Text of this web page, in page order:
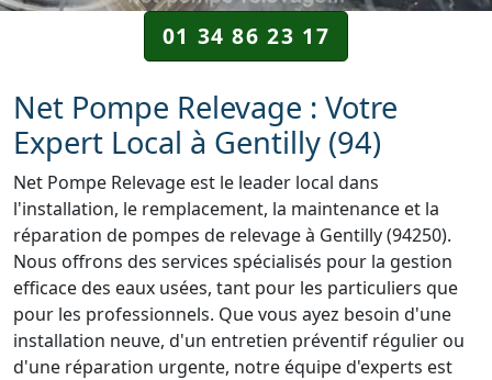
01 34 86 23 17
Net Pompe Relevage : Votre
Expert Local à Gentilly (94)
Net Pompe Relevage est le leader local dans
l'installation, le remplacement, la maintenance et la
réparation de pompes de relevage à Gentilly (94250).
Nous offrons des services spécialisés pour la gestion
efficace des eaux usées, tant pour les particuliers que
pour les professionnels. Que vous ayez besoin d'une
installation neuve, d'un entretien préventif régulier ou
d'une réparation urgente, notre équipe d'experts est